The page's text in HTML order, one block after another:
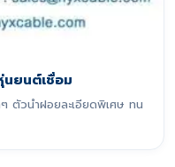
ยนต์เชื่อม
ตัวนำฝอยละเอียดพิเศษ ทน